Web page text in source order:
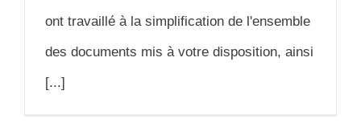
ont travaillé à la simplification de l'ensemble
des documents mis à votre disposition, ainsi
[...]